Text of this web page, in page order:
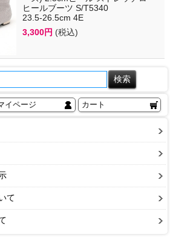
ヒールブーツ S/T5340
23.5-26.5cm 4E
3,300円 (税込)
イページ カート
て